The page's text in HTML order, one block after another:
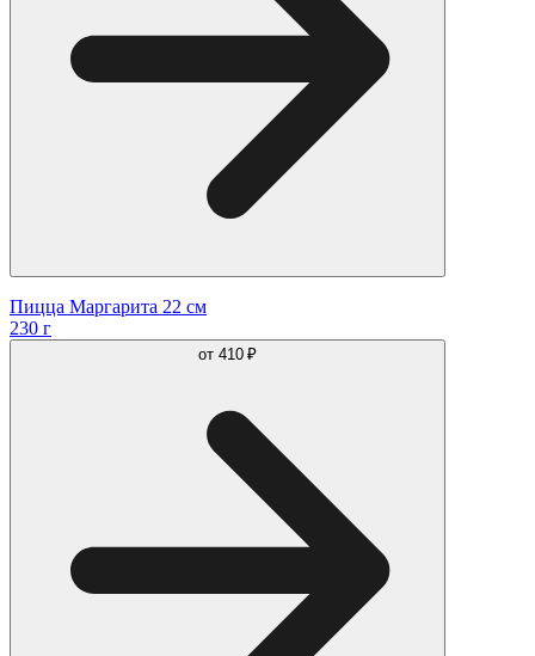
Пицца Маргарита 22 см
230 г
от 410 ₽